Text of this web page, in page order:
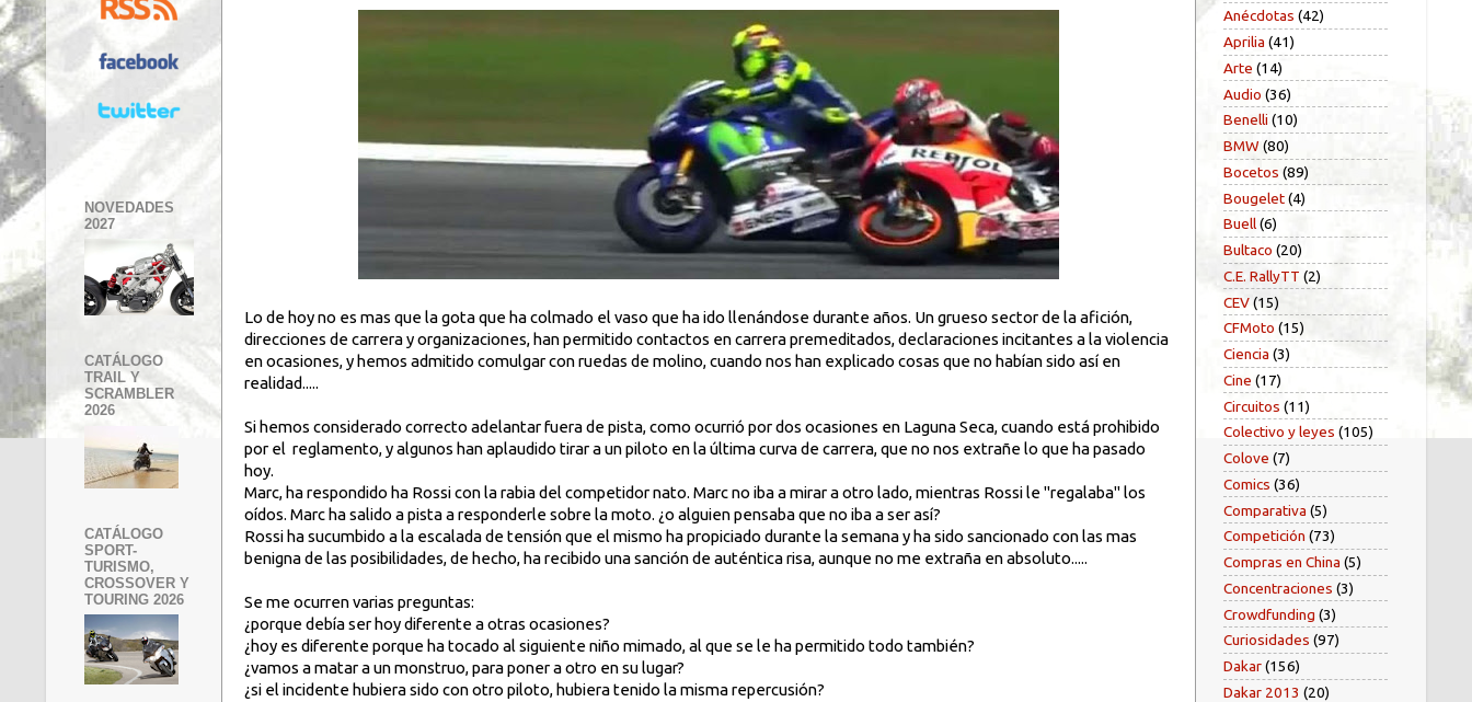
Lo de hoy no es mas que la gota que ha colmado el vaso que ha ido llenándose durante años. Un grueso sector de la afición,
direcciones de carrera y organizaciones, han permitido contactos en carrera premeditados, declaraciones incitantes a la violencia
en ocasiones, y hemos admitido comulgar con ruedas de molino, cuando nos han explicado cosas que no habían sido así en
realidad.....
Si hemos considerado correcto adelantar fuera de pista, como ocurrió por dos ocasiones en Laguna Seca, cuando está prohibido
por el reglamento, y algunos han aplaudido tirar a un piloto en la última curva de carrera, que no nos extrañe lo que ha pasado
hoy.
Marc, ha respondido ha Rossi con la rabia del competidor nato. Marc no iba a mirar a otro lado, mientras Rossi le "regalaba" los
oídos. Marc ha salido a pista a responderle sobre la moto. ¿o alguien pensaba que no iba a ser así?
Rossi ha sucumbido a la escalada de tensión que el mismo ha propiciado durante la semana y ha sido sancionado con las mas
benigna de las posibilidades, de hecho, ha recibido una sanción de auténtica risa, aunque no me extraña en absoluto.....
Se me ocurren varias preguntas:
¿porque debía ser hoy diferente a otras ocasiones?
¿hoy es diferente porque ha tocado al siguiente niño mimado, al que se le ha permitido todo también?
¿vamos a matar a un monstruo, para poner a otro en su lugar?
¿si el incidente hubiera sido con otro piloto, hubiera tenido la misma repercusión?
NOVEDADES
2027
CATÁLOGO
TRAIL Y
SCRAMBLER
2026
CATÁLOGO
SPORT-
TURISMO,
CROSSOVER Y
TOURING 2026
Anécdotas (42)
Aprilia (41)
Arte (14)
Audio (36)
Benelli (10)
BMW (80)
Bocetos (89)
Bougelet(4)
Buell(6)
Bultaco (20)
C.E. RallyTT (2)
CEV(15)
CFMoto (15)
Ciencia (3)
Cine (17)
Circuitos (11)
Colectivo y leyes (105)
Colove (7)
Comics (36)
Comparativa (5)
Competición (73)
Compras en China (5)
Concentraciones (3)
Crowdfunding (3)
Curiosidades (97)
Dakar(156)
Dakar 2013 (20)